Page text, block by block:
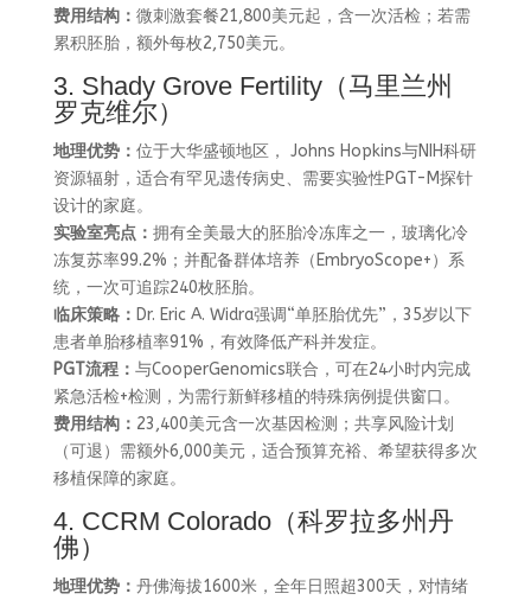
费用结构： 微刺激套餐21,800美元起，含一次活检；若需
累积胚胎，额外每枚2,750美元。
3. Shady Grove Fertility（马里兰州
罗克维尔）
地理优势： 位于大华盛顿地区， Johns Hopkins与NIH科研
资源辐射，适合有罕见遗传病史、需要实验性PGT-M探针
设计的家庭。
实验室亮点： 拥有全美最大的胚胎冷冻库之一，玻璃化冷
冻复苏率99.2%；并配备群体培养（EmbryoScope+）系
统，一次可追踪240枚胚胎。
临床策略： Dr. Eric A. Widra强调“单胚胎优先”，35岁以下
患者单胎移植率91%，有效降低产科并发症。
PGT流程： 与CooperGenomics联合，可在24小时内完成
紧急活检+检测，为需行新鲜移植的特殊病例提供窗口。
费用结构： 23,400美元含一次基因检测；共享风险计划
（可退）需额外6,000美元，适合预算充裕、希望获得多次
移植保障的家庭。
4. CCRM Colorado（科罗拉多州丹
佛）
地理优势： 丹佛海拔1600米，全年日照超300天，对情绪